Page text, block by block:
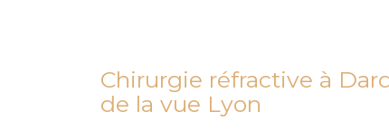
Chirurgie réfractive à
de la vue Lyon